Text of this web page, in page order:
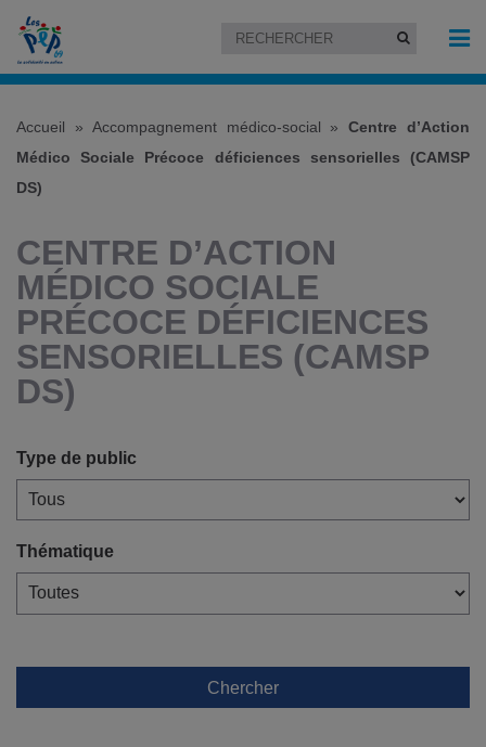
Accueil » Accompagnement médico-social »Centre d’Action
Médico Sociale Précoce déficiences sensorielles (CAMSP
DS)
CENTRE D’ACTION
MÉDICO SOCIALE
PRÉCOCE DÉFICIENCES
SENSORIELLES (CAMSP
DS)
Type de public
Thématique
Chercher